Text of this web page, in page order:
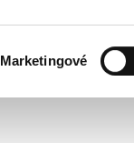
Marketingové